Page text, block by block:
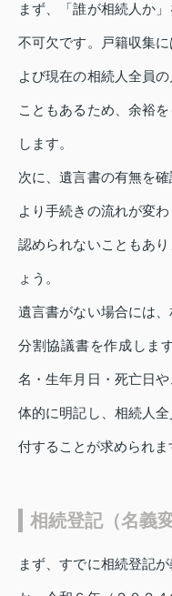
まず、「誰が相続人か
不可欠です。戸籍収集
よび現在の相続人全員
こともあるため、余裕
します。
次に、遺言書の有無を
より手続きの流れが変
認められないこともあ
ょう。
遺言書がない場合には
分割協議書を作成しま
名・生年月日・死亡日
体的に明記し、相続人
付することが求められま
相続登記（名義
まず、すでに相続登記